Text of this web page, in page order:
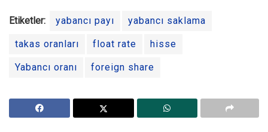
Etiketler: yabancı payı yabancı saklama
takas oranları float rate hisse
Yabancı oranı foreign share